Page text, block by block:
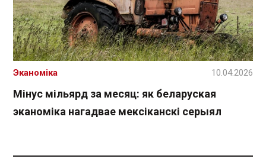
Мінус мільярд за месяц: як беларуская
эканоміка нагадвае мексіканскі серыял
Эканоміка 10.04.2026